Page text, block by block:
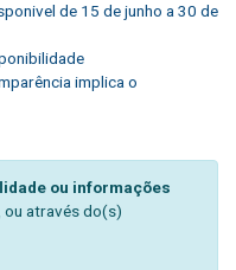
de 15 de junho a 30 de
implica o
ou informações
ou através do(s)